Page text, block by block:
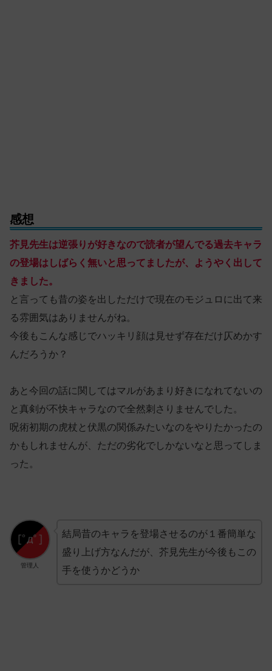
感想
芥見先生は逆張りが好きなので読者が望んでる過去キャラ
の登場はしばらく無いと思ってましたが、ようやく出して
きました。
と言っても昔の姿を出しただけで現在のモジュロに出て来
る雰囲気はありませんがね。
今後もこんな感じでハッキリ顔は見せず存在だけ仄めかす
んだろうか？
あと今回の話に関してはマルがあまり好きになれてないの
と真剣が不快キャラなので全然刺さりませんでした。
呪術初期の虎杖と伏黒の関係みたいなのをやりたかったの
かもしれませんが、ただの劣化でしかないなと思ってしま
った。
管理人
結局昔のキャラを登場させるのが１番簡単な
盛り上げ方なんだが、芥見先生が今後もこの
手を使うかどうか